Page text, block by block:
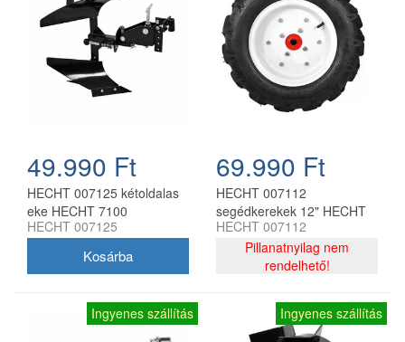
49.990 Ft
HECHT 007125 kétoldalas
eke HECHT 7100
kapálógéphez
HECHT 007125
69.990 Ft
HECHT 007112
segédkerekek 12" HECHT
7100 kapálógéphez (1 pár)
HECHT 007112
Pillanatnyilag nem
rendelhető!
Ingyenes szállítás Ingyenes szállítás